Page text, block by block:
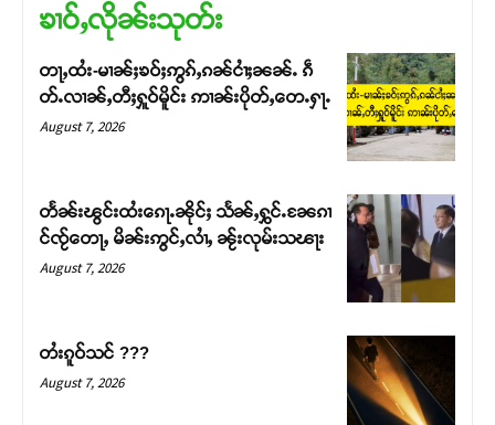
ၶၢဝ်ႇလိုၼ်းသုတ်း
တႃႇထႆး-မၢၼ်ႈၶဝ်ႈဢွၵ်ႇၵၼ်ငၢႆႈၼၼ်ႉ ၵဵ
တ်ႉလၢၼ်ႇတီႈႁူဝ်မိူင်း ဢၢၼ်းပိုတ်ႇတေႉႁႃႉ
August 7, 2026
တႅၼ်းၽွင်းထႆးၵေႃႉၼိုင်ႈ သႅၼ်ႇႁွင်ႉၼႄၵၢ
င်ၸႂ်တေႃႇ မိၼ်းဢွင်ႇလၢႆႇ ၼႂ်းလုမ်းသၽႃး
August 7, 2026
တႆးၵူဝ်သင် ???
August 7, 2026